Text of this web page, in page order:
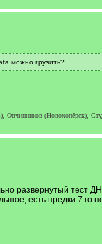
можно грузить?
(Новохопёрск),
развернутый тест
есть предки 7 го